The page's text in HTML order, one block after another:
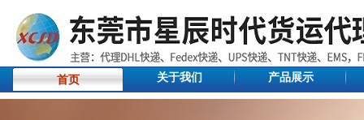
首页 关于我们 产品展示